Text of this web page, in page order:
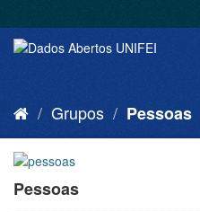
Grupos Pessoas
Pessoas